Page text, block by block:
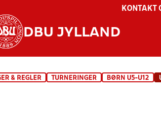
KONTAKT
DBU JYLLAND
& REGLER TURNERINGER BØRN U5-U12